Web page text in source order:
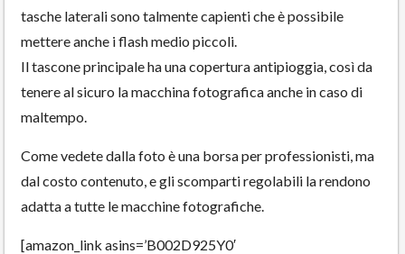
tasche laterali sono talmente capienti che è possibile
mettere anche i flash medio piccoli.
Il tascone principale ha una copertura antipioggia, così da
tenere al sicuro la macchina fotografica anche in caso di
maltempo.
Come vedete dalla foto è una borsa per professionisti, ma
dal costo contenuto, e gli scomparti regolabili la rendono
adatta a tutte le macchine fotografiche.
[amazon_link asins=’B002D925Y0′